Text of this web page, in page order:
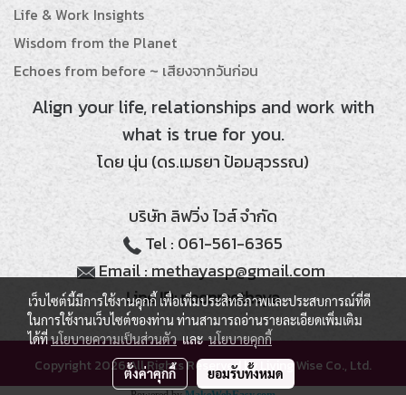
Life & Work Insights
Wisdom from the Planet
Echoes from before ~ เสียงจากวันก่อน
Align your life, relationships and work with
what is true for you.
โดย นุ่น (ดร.เมธยา ป้อมสุวรรณ)
บริษัท ลิฟวิ่ง ไวส์ จำกัด
Tel : 061-561-6365
Email : methayasp@gmail.com
Line ID: noonmethaya
Copyright 2026 All Rights Reserved by Living Wise Co., Ltd.
เว็บไซต์นี้มีการใช้งานคุกกี้ เพื่อเพิ่มประสิทธิภาพและประสบการณ์ที่ดี
ในการใช้งานเว็บไซต์ของท่าน ท่านสามารถอ่านรายละเอียดเพิ่มเติม
ได้ที่นโยบายความเป็นส่วนตัวและนโยบายคุกกี้
ตั้งค่าคุกกี้ ยอมรับทั้งหมด